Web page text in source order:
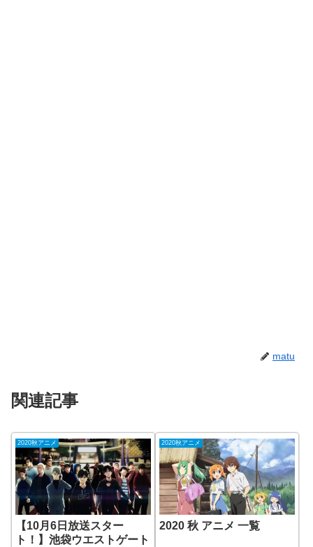
matu
関連記事
2020秋アニメ
【10月6日放送スター
ト！】池袋ウエストゲート
2020秋アニメ
2020 秋 アニメ 一覧